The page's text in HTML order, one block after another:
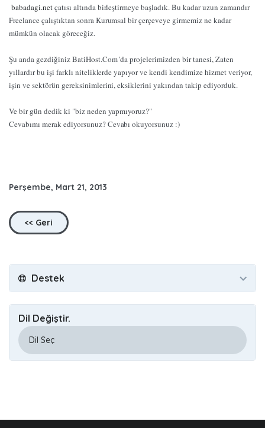
babadagi.netçatısı altında birleştirmeye başladık. Bu kadar uzun zamandır
Freelance çalıştıktan sonra Kurumsal bir çerçeveye girmemiz ne kadar
mümkün olacak göreceğiz.
Şu anda gezdiğiniz BatiHost.Com 'da projelerimizden bir tanesi, Zaten
yıllardır bu işi farklı niteliklerde yapıyor ve kendi kendimize hizmet veriyor,
işin ve sektörün gereksinimlerini, eksiklerini yakından takip ediyorduk.
Ve bir gün dedik ki "biz neden yapmıyoruz?"
Cevabımı merak ediyorsunuz? Cevabı okuyorsunuz :)
Perşembe, Mart 21, 2013
<< Geri
Destek
Dil Değiştir.